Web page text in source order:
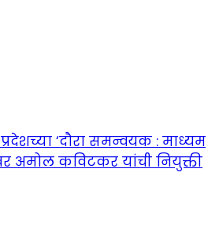
प्रदेशच्या ‘दौरा समन्वयक : माध्यम
अमोल कविटकर यांची नियुक्ती